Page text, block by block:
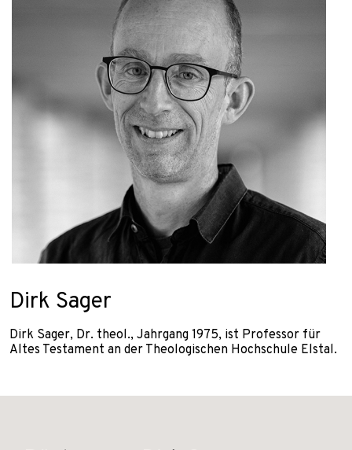
Dirk Sager
Dirk Sager, Dr. theol., Jahrgang 1975, ist Professor für
Altes Testament an der Theologischen Hochschule Elstal.